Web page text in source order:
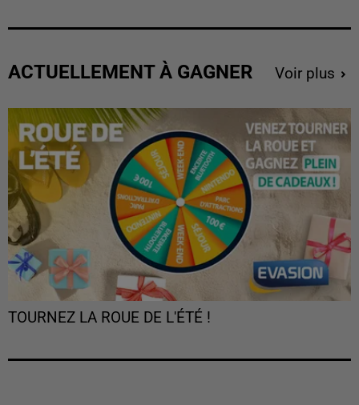
ACTUELLEMENT À GAGNER Voir plus
TOURNEZ LA ROUE DE L'ÉTÉ !